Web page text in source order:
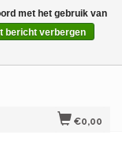
€0,00
met het gebruik van
bericht verbergen